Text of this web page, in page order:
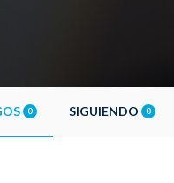
0 SIGUIENDO 0